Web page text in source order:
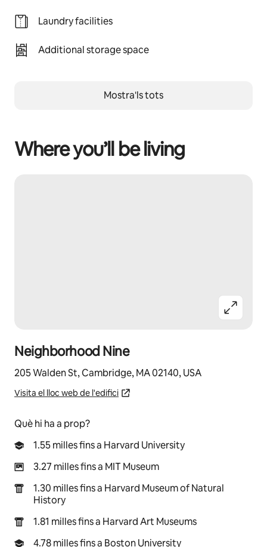
Laundry facilities
Additional storage space
Mostra'ls tots
Where you’ll be living
Neighborhood Nine
205 Walden St, Cambridge, MA 02140, USA
Visita el lloc web de l'edifici
Què hi ha a prop?
1.55 milles fins a Harvard University
3.27 milles fins a MIT Museum
1.30 milles fins a Harvard Museum of Natural
History
1.81 milles fins a Harvard Art Museums
4.78 milles fins a Boston University